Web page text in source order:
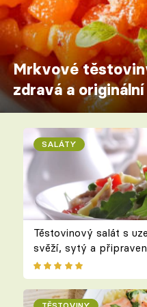
Mrkvové
zdravá a
SALÁTY
Těstovinový salát s
svěží, sytý a